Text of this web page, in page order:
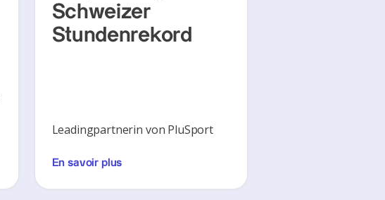
Schweizer
Stundenrekord
Leadingpartnerin von PluSport
En savoir plus